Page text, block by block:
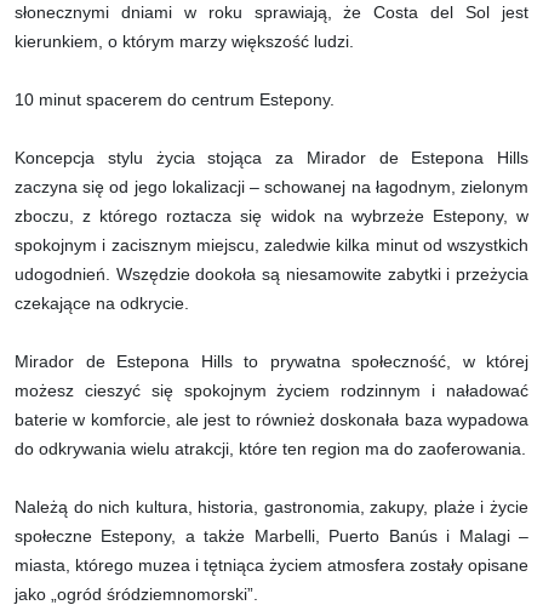
słonecznymi dniami w roku sprawiają, że Costa del Sol jest
kierunkiem, o którym marzy większość ludzi.
10 minut spacerem do centrum Estepony.
Koncepcja stylu życia stojąca za Mirador de Estepona Hills
zaczyna się od jego lokalizacji – schowanej na łagodnym, zielonym
zboczu, z którego roztacza się widok na wybrzeże Estepony, w
spokojnym i zacisznym miejscu, zaledwie kilka minut od wszystkich
udogodnień. Wszędzie dookoła są niesamowite zabytki i przeżycia
czekające na odkrycie.
Mirador de Estepona Hills to prywatna społeczność, w której
możesz cieszyć się spokojnym życiem rodzinnym i naładować
baterie w komforcie, ale jest to również doskonała baza wypadowa
do odkrywania wielu atrakcji, które ten region ma do zaoferowania.
Należą do nich kultura, historia, gastronomia, zakupy, plaże i życie
społeczne Estepony, a także Marbelli, Puerto Banús i Malagi –
miasta, którego muzea i tętniąca życiem atmosfera zostały opisane
jako „ogród śródziemnomorski”.